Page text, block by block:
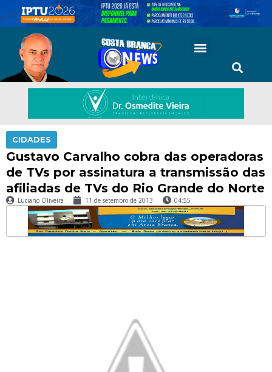
CIDADES
Gustavo Carvalho cobra das operadoras
de TVs por assinatura a transmissão das
afiliadas de TVs do Rio Grande do Norte
Luciano Oliveira 11 de setembro de 2013 04:55